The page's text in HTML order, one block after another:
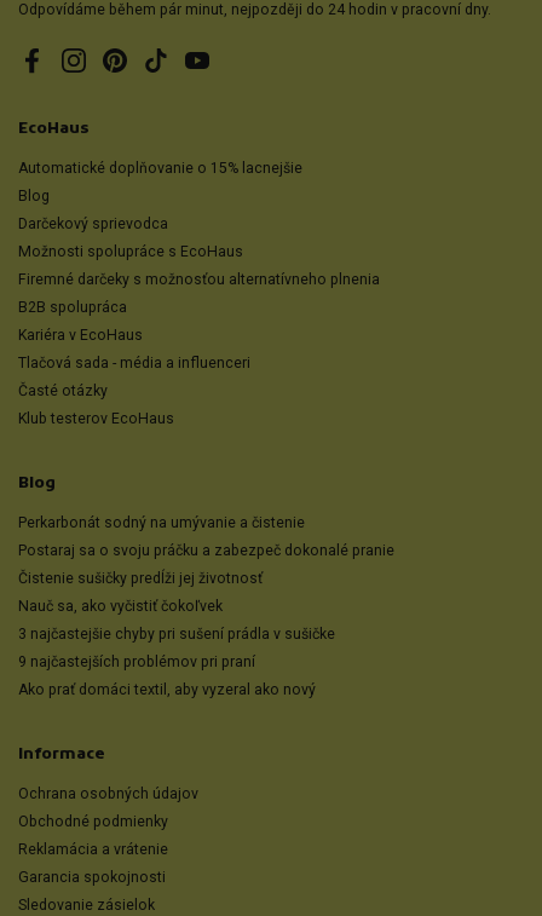
Odpovídáme během pár minut, nejpozději do 24 hodin v pracovní dny.
FacebookInstagramPinterestTikTokYouTube
EcoHaus
Automatické doplňovanie o 15% lacnejšie
Blog
Darčekový sprievodca
Možnosti spolupráce s EcoHaus
Firemné darčeky s možnosťou alternatívneho plnenia
B2B spolupráca
Kariéra v EcoHaus
Tlačová sada - média a influenceri
Časté otázky
Klub testerov EcoHaus
Blog
Perkarbonát sodný na umývanie a čistenie
Postaraj sa o svoju práčku a zabezpeč dokonalé pranie
Čistenie sušičky predĺži jej životnosť
Nauč sa, ako vyčistiť čokoľvek
3 najčastejšie chyby pri sušení prádla v sušičke
9 najčastejších problémov pri praní
Ako prať domáci textil, aby vyzeral ako nový
Informace
Ochrana osobných údajov
Obchodné podmienky
Reklamácia a vrátenie
Garancia spokojnosti
Sledovanie zásielok